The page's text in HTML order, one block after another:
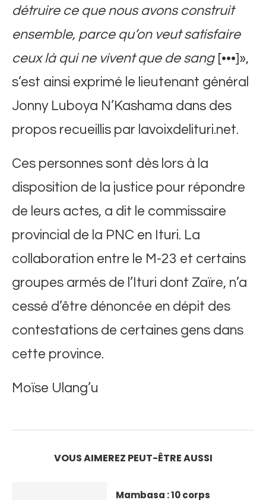
détruire ce que nous avons construit
ensemble, parce qu’on veut satisfaire
ceux là qui ne vivent que de sang[•••]»,
s’est ainsi exprimé le lieutenant général
Jonny Luboya N’Kashama dans des
propos recueillis par lavoixdelituri.net.
Ces personnes sont dès lors à la
disposition de la justice pour répondre
de leurs actes, a dit le commissaire
provincial de la PNC en Ituri. La
collaboration entre le M-23 et certains
groupes armés de l’Ituri dont Zaïre, n’a
cessé d’être dénoncée en dépit des
contestations de certaines gens dans
cette province.
Moïse Ulang’u
VOUS AIMEREZ PEUT-ÊTRE AUSSI
Mambasa : 10 corps